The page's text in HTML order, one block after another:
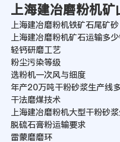
上海建冶磨粉机
上海建冶磨粉机铁矿石尾矿砂
上海建冶磨粉机矿石运输多
轻钙研磨工艺
粉尘污染等级
选粉机一次风与细度
年产20万吨干粉砂浆生产线
干法磨煤技术
上海建冶磨粉机大型干粉砂
脱硫石膏粉运输要求
雷蒙磨磨环